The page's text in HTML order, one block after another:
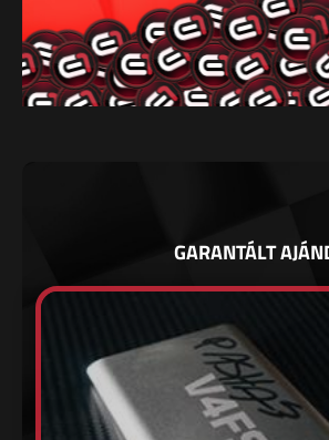
GARANTÁLT